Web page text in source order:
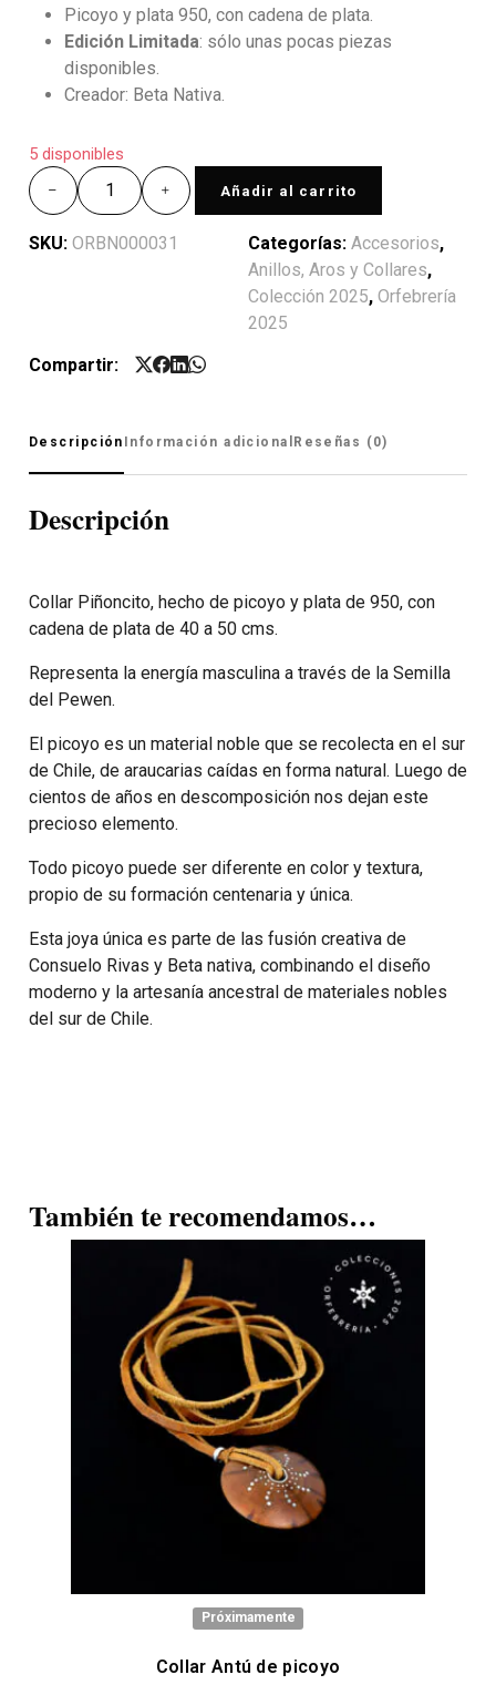
Picoyo y plata 950, con cadena de plata.
Edición Limitada: sólo unas pocas piezas
disponibles.
Creador: Beta Nativa.
5 disponibles
Añadir al carrito
SKU: ORBN000031 Categorías: Accesorios,
Anillos, Aros y Collares,
Colección 2025, Orfebrería
2025
Compartir:
Descripción Información adicional Reseñas (0)
Descripción
Collar Piñoncito, hecho de picoyo y plata de 950, con
cadena de plata de 40 a 50 cms.
Representa la energía masculina a través de la Semilla
del Pewen.
El picoyo es un material noble que se recolecta en el sur
de Chile, de araucarias caídas en forma natural. Luego de
cientos de años en descomposición nos dejan este
precioso elemento.
Todo picoyo puede ser diferente en color y textura,
propio de su formación centenaria y única.
Esta joya única es parte de las fusión creativa de
Consuelo Rivas y Beta nativa, combinando el diseño
moderno y la artesanía ancestral de materiales nobles
del sur de Chile.
También te recomendamos…
Próximamente
Collar Antú de picoyo